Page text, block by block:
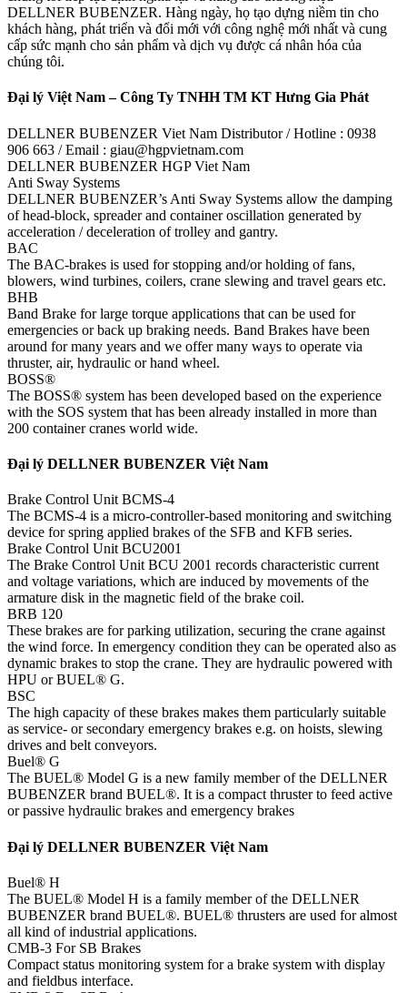
DELLNER BUBENZER. Hàng ngày, họ tạo dựng niềm tin cho
khách hàng, phát triển và đổi mới với công nghệ mới nhất và cung
cấp sức mạnh cho sản phẩm và dịch vụ được cá nhân hóa của
chúng tôi.
Đại lý Việt Nam – Công Ty TNHH TM KT Hưng Gia Phát
DELLNER BUBENZER Viet Nam Distributor / Hotline : 0938
906 663 / Email : giau@hgpvietnam.com
DELLNER BUBENZER HGP Viet Nam
Anti Sway Systems
DELLNER BUBENZER’s Anti Sway Systems allow the damping
of head-block, spreader and container oscillation generated by
acceleration / deceleration of trolley and gantry.
BAC
The BAC-brakes is used for stopping and/or holding of fans,
blowers, wind turbines, coilers, crane slewing and travel gears etc.
BHB
Band Brake for large torque applications that can be used for
emergencies or back up braking needs. Band Brakes have been
around for many years and we offer many ways to operate via
thruster, air, hydraulic or hand wheel.
BOSS®
The BOSS® system has been developed based on the experience
with the SOS system that has been already installed in more than
200 container cranes world wide.
Đại lý DELLNER BUBENZER Việt Nam
Brake Control Unit BCMS-4
The BCMS-4 is a micro-controller-based monitoring and switching
device for spring applied brakes of the SFB and KFB series.
Brake Control Unit BCU2001
The Brake Control Unit BCU 2001 records characteristic current
and voltage variations, which are induced by movements of the
armature disk in the magnetic field of the brake coil.
BRB 120
These brakes are for parking utilization, securing the crane against
the wind force. In emergency condition they can be operated also as
dynamic brakes to stop the crane. They are hydraulic powered with
HPU or BUEL® G.
BSC
The high capacity of these brakes makes them particularly suitable
as service- or secondary emergency brakes e.g. on hoists, slewing
drives and belt conveyors.
Buel® G
The BUEL® Model G is a new family member of the DELLNER
BUBENZER brand BUEL®. It is a compact thruster to feed active
or passive hydraulic brakes and emergency brakes
Đại lý DELLNER BUBENZER Việt Nam
Buel® H
The BUEL® Model H is a family member of the DELLNER
BUBENZER brand BUEL®. BUEL® thrusters are used for almost
all kind of industrial applications.
CMB-3 For SB Brakes
Compact status monitoring system for a brake system with display
and fieldbus interface.